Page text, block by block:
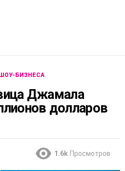
БИЗНЕСА
Джамала
долларов
1.6k Просмотров